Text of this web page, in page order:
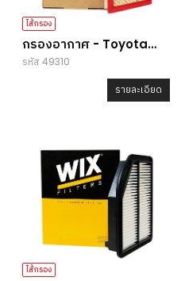
ไส้กรอง
กรองอากาศ - Toyota
Camry
รหัส 49310
รายละเอียด
ไส้กรอง